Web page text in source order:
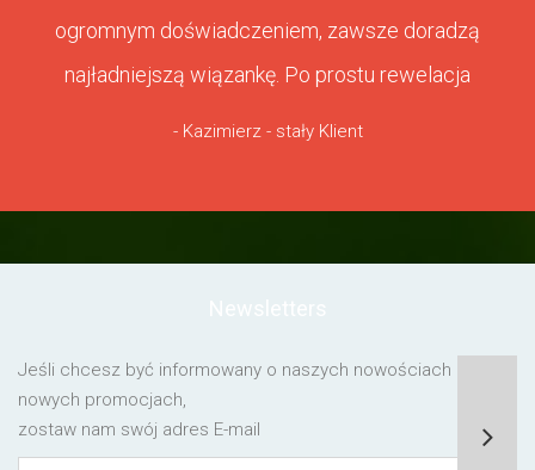
ogromnym doświadczeniem, zawsze doradzą
najładniejszą wiązankę. Po prostu rewelacja
- Kazimierz - stały Klient
Jeśli chcesz być informowany o naszych nowościach lub o
nowych promocjach,
zostaw nam swój adres E-mail